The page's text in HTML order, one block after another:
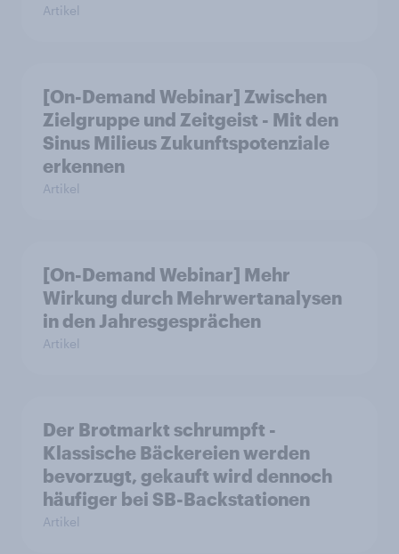
Artikel
[On-Demand Webinar] Zwischen
Zielgruppe und Zeitgeist - Mit den
Sinus Milieus Zukunftspotenziale
erkennen
Artikel
[On-Demand Webinar] Mehr
Wirkung durch Mehrwertanalysen
in den Jahresgesprächen
Artikel
Der Brotmarkt schrumpft -
Klassische Bäckereien werden
bevorzugt, gekauft wird dennoch
häufiger bei SB-Backstationen
Artikel